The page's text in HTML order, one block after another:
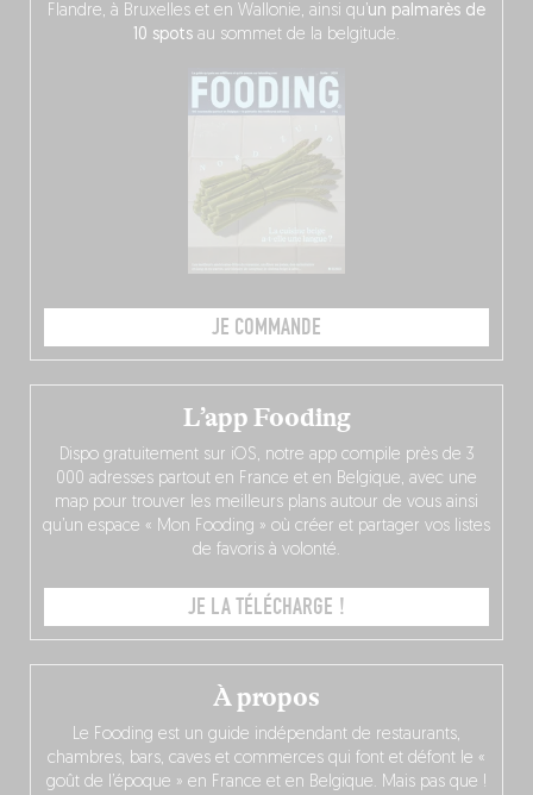
Flandre, à Bruxelles et en Wallonie, ainsi qu’un palmarès de
10 spots au sommet de la belgitude.
JE COMMANDE
À propos
Le Fooding est un guide indépendant de restaurants,
chambres, bars, caves et commerces qui font et défont le «
goût de l’époque » en France et en Belgique. Mais pas que !
L’app Fooding
Dispo gratuitement sur iOS, notre app compile près de 3
000 adresses partout en France et en Belgique, avec une
map pour trouver les meilleurs plans autour de vous ainsi
qu’un espace « Mon Fooding » où créer et partager vos listes
de favoris à volonté.
JE LA TÉLÉCHARGE !